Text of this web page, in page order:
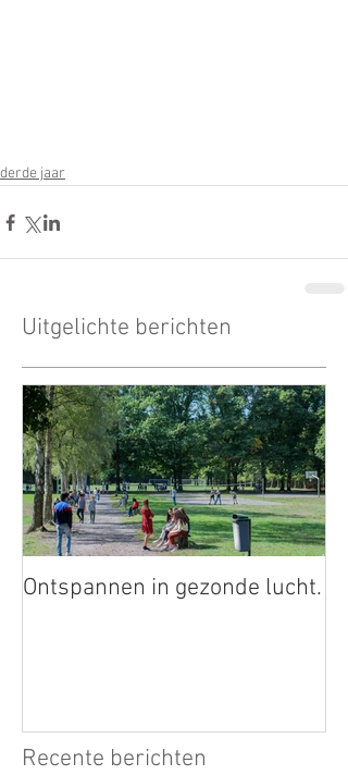
derde jaar
Uitgelichte berichten
Ontspannen in gezonde lucht.
Recente berichten